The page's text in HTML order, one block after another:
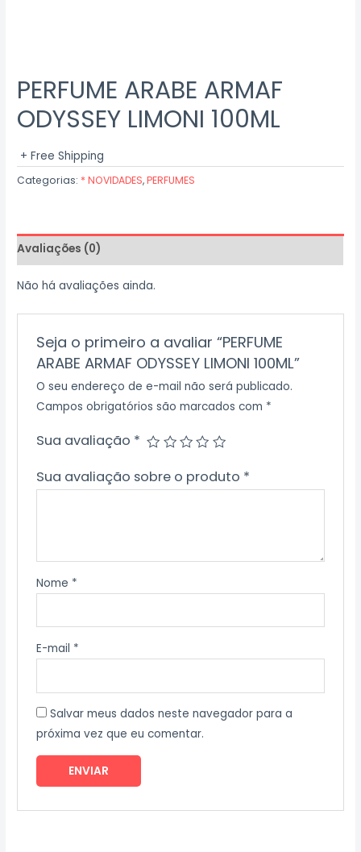
PERFUME ARABE ARMAF
ODYSSEY LIMONI 100ML
+ Free Shipping
Categorias: * NOVIDADES,PERFUMES
Avaliações (0)
Não há avaliações ainda.
Seja o primeiro a avaliar “PERFUME
ARABE ARMAF ODYSSEY LIMONI 100ML”
O seu endereço de e-mail não será publicado.
Campos obrigatórios são marcados com *
Sua avaliação *
Sua avaliação sobre o produto *
Nome *
E-mail *
Salvar meus dados neste navegador para a
próxima vez que eu comentar.